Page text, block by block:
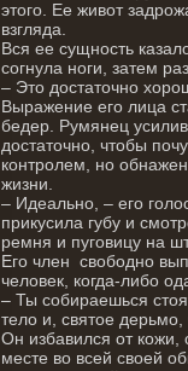
этого. Ее живот
взгляда.
Вся ее сущность
согнула ноги, затем
– Это достаточно
Выражение его лица
бедер. Румянец
достаточно, чтобы
контролем, но
жизни.
– Идеально, – его
прикусила губу и
ремня и пуговицу на
Его член свободно
человек, когда-либо
– Ты собираешься
тело и, святое
Он избавился от кожи,
месте во всей своей